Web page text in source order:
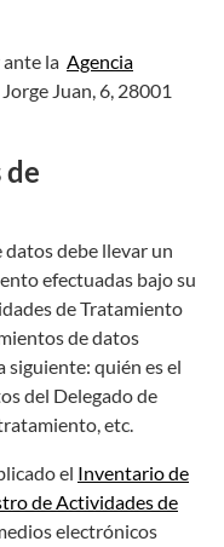
la Agencia
Juan, 6, 28001
debe llevar un
efectuadas bajo su
de Tratamiento
de datos
quién es el
del Delegado de
etc.
el Inventario de
de Actividades de
electrónicos